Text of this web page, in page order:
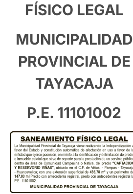
FÍSICO LEGAL
MUNICIPALIDAD
PROVINCIAL DE
TAYACAJA
P.E. 11101002